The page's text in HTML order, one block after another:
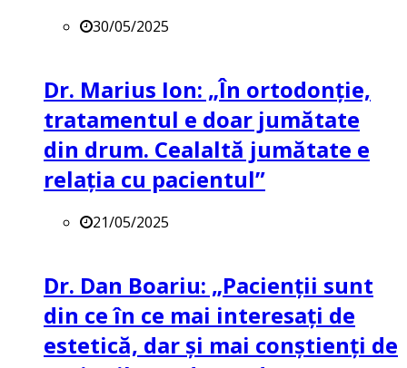
30/05/2025
Dr. Marius Ion: „În ortodonție,
tratamentul e doar jumătate
din drum. Cealaltă jumătate e
relația cu pacientul”
21/05/2025
Dr. Dan Boariu: „Pacienții sunt
din ce în ce mai interesați de
estetică, dar și mai conștienți de